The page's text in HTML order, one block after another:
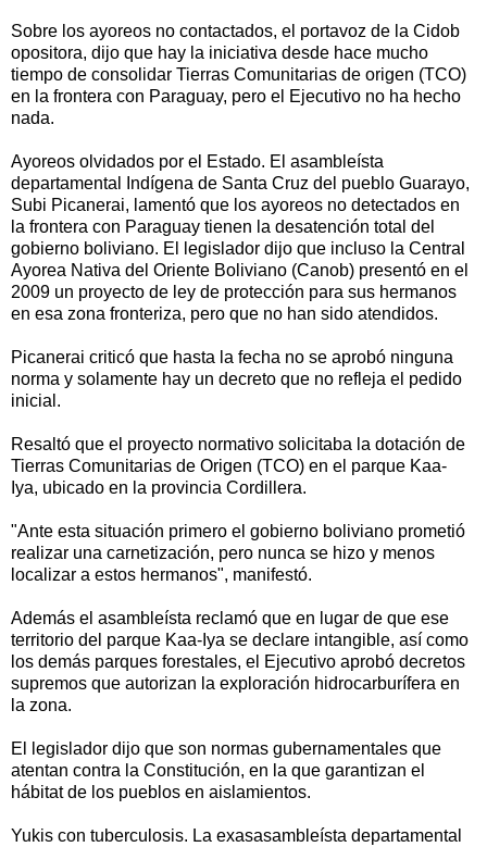
Sobre los ayoreos no contactados, el portavoz de la Cidob
opositora, dijo que hay la iniciativa desde hace mucho
tiempo de consolidar Tierras Comunitarias de origen (TCO)
en la frontera con Paraguay, pero el Ejecutivo no ha hecho
nada.
Ayoreos olvidados por el Estado. El asambleísta
departamental Indígena de Santa Cruz del pueblo Guarayo,
Subi Picanerai, lamentó que los ayoreos no detectados en
la frontera con Paraguay tienen la desatención total del
gobierno boliviano. El legislador dijo que incluso la Central
Ayorea Nativa del Oriente Boliviano (Canob) presentó en el
2009 un proyecto de ley de protección para sus hermanos
en esa zona fronteriza, pero que no han sido atendidos.
Picanerai criticó que hasta la fecha no se aprobó ninguna
norma y solamente hay un decreto que no refleja el pedido
inicial.
Resaltó que el proyecto normativo solicitaba la dotación de
Tierras Comunitarias de Origen (TCO) en el parque Kaa-
Iya, ubicado en la provincia Cordillera.
"Ante esta situación primero el gobierno boliviano prometió
realizar una carnetización, pero nunca se hizo y menos
localizar a estos hermanos", manifestó.
Además el asambleísta reclamó que en lugar de que ese
territorio del parque Kaa-Iya se declare intangible, así como
los demás parques forestales, el Ejecutivo aprobó decretos
supremos que autorizan la exploración hidrocarburífera en
la zona.
El legislador dijo que son normas gubernamentales que
atentan contra la Constitución, en la que garantizan el
hábitat de los pueblos en aislamientos.
Yukis con tuberculosis. La exasasambleísta departamental